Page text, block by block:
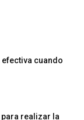
efectiva cuando
realizar la